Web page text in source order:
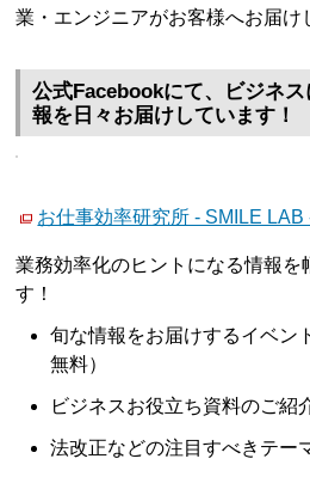
業・エンジニアがお客様へお届け
公式Facebookにて、ビジネ
報を日々お届けしています！
お仕事効率研究所 - SMILE LAB
業務効率化のヒントになる情報を
す！
旬な情報をお届けするイベン
無料）
ビジネスお役立ち資料のご紹
法改正などの注目すべきテー